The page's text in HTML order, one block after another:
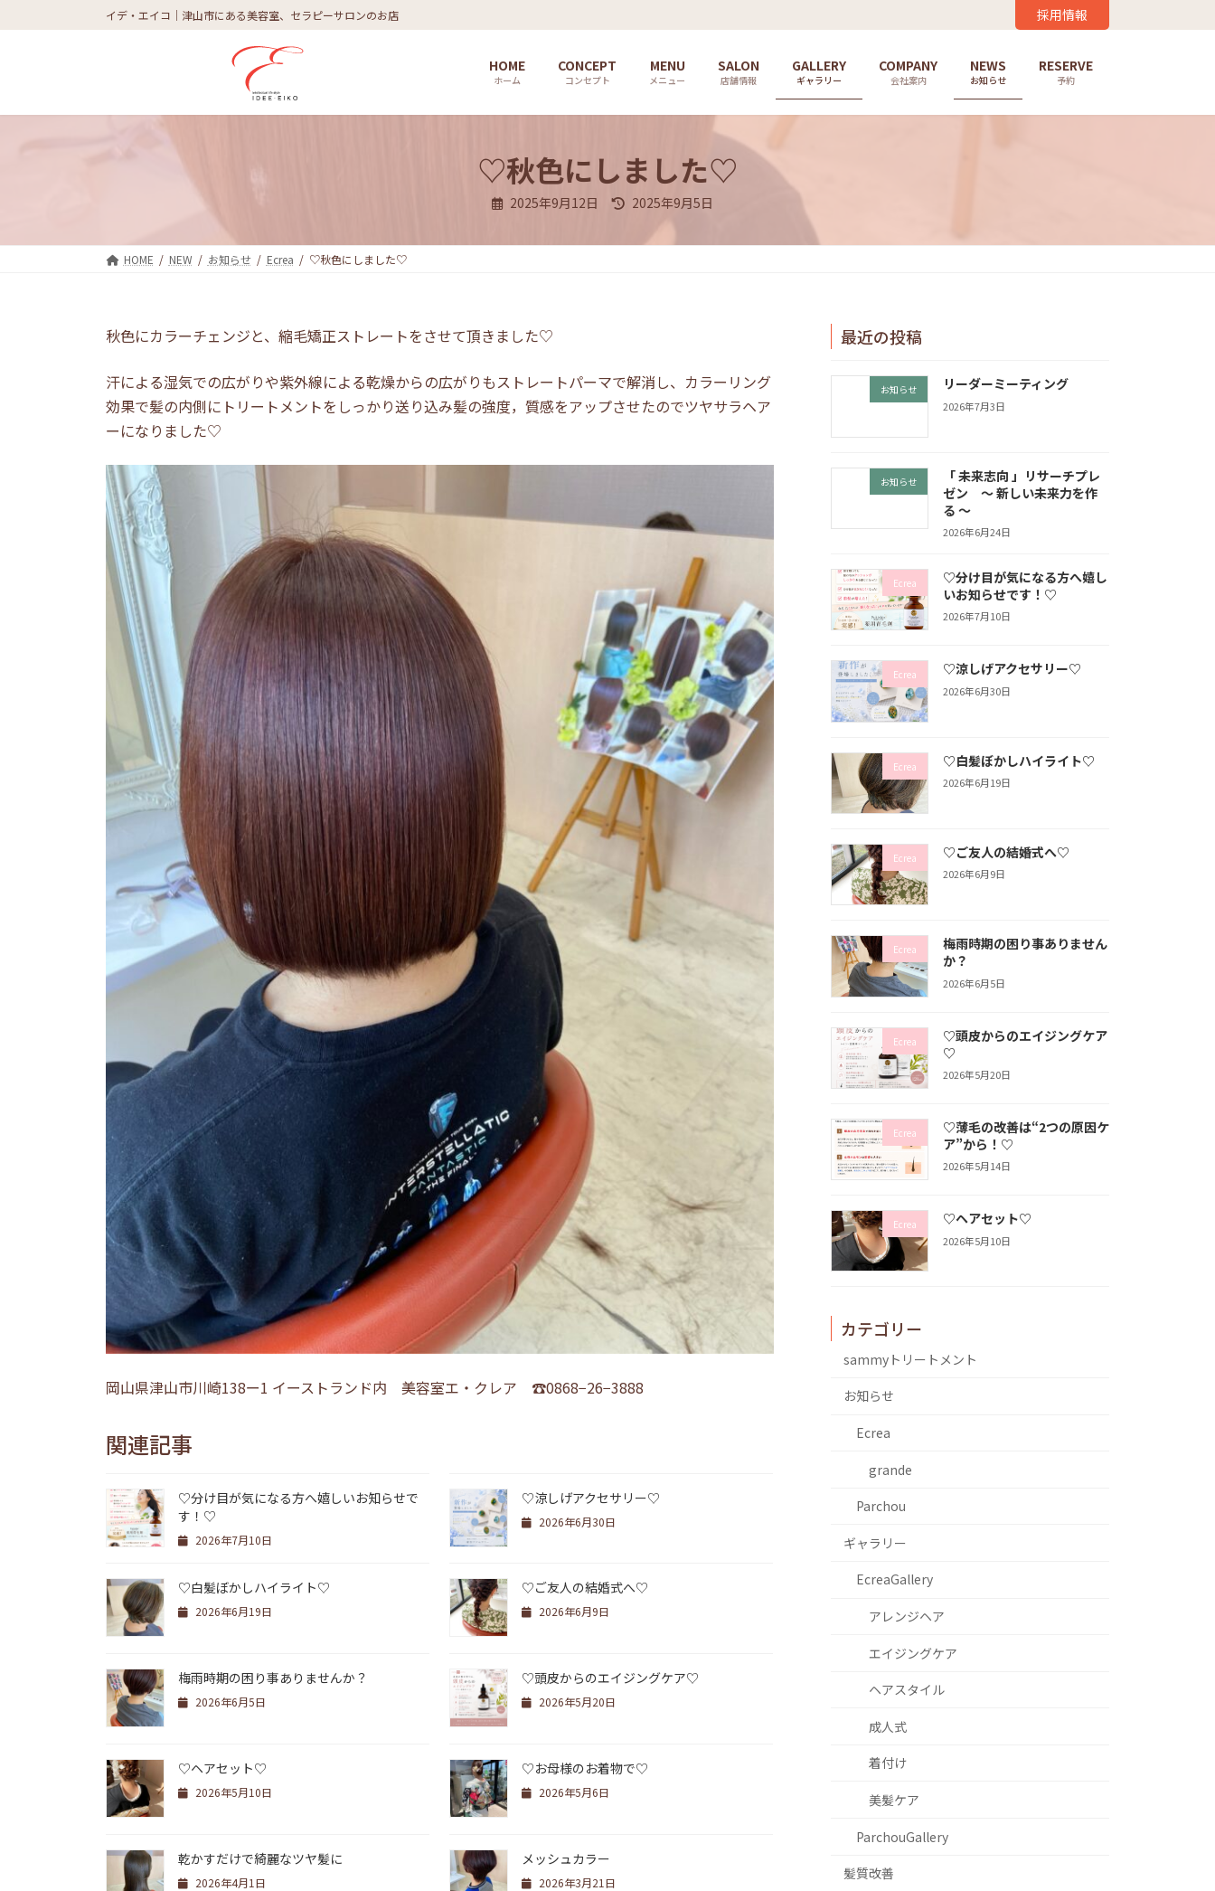
ン
へ
ビ
ョ
イデ・エイコ｜津山市にある美容室、セラピーサロンのお店 採用情報
HOME
ホーム
CONCEPT
コンセプト
MENU
メニュー
SALON
店舗情報
GALLERY
ギャラリー
COMPANY
会社案内
NEWS
お知らせ
RESERVE
予約
♡秋色にしました♡
2025年9月12日 最
2025年9月5日
HOME NEW お知らせ Ecrea ♡秋色にしました♡
秋色にカラーチェンジと、縮毛矯正ストレートをさせて頂きました♡
汗による湿気での広がりや紫外線による乾燥からの広がりもストレートパーマで解消し、カラーリング
効果で髪の内側にトリートメントをしっかり送り込み髪の強度，質感をアップさせたのでツヤサラヘア
ーになりました♡
岡山県津山市川崎138ー1 イーストランド内 美容室エ・クレア ☎︎0868−26−3888
関連記事
♡分け目が気になる方へ嬉しいお知らせで
す！♡
2026年7月10日
♡涼しげアクセサリー♡
2026年6月30日
♡白髪ぼかしハイライト♡
2026年6月19日
♡ご友人の結婚式へ♡
2026年6月9日
梅雨時期の困り事ありませんか？
2026年6月5日
♡頭皮からのエイジングケア♡
2026年5月20日
♡ヘアセット♡
2026年5月10日
♡お母様のお着物で♡
2026年5月6日
乾かすだけで綺麗なツヤ髪に
2026年4月1日
メッシュカラー
2026年3月21日
最近の投稿
お知らせ リーダーミーティング
2026年7月3日
お知らせ
「 未来志向 」リサーチプレ
ゼン ～ 新しい未来力を作
る ～
2026年6月24日
Ecrea
♡分け目が気になる方へ嬉し
いお知らせです！♡
2026年7月10日
Ecrea ♡涼しげアクセサリー♡
2026年6月30日
Ecrea ♡白髪ぼかしハイライト♡
2026年6月19日
Ecrea ♡ご友人の結婚式へ♡
2026年6月9日
Ecrea
梅雨時期の困り事ありません
か？
2026年6月5日
Ecrea
♡頭皮からのエイジングケア
♡
2026年5月20日
Ecrea
♡薄毛の改善は“2つの原因ケ
ア”から！♡
2026年5月14日
Ecrea ♡ヘアセット♡
2026年5月10日
カテゴリー
sammyトリートメント
お知らせ
Ecrea
grande
Parchou
ギャラリー
EcreaGallery
アレンジヘア
エイジングケア
ヘアスタイル
成人式
着付け
美髪ケア
ParchouGallery
髪質改善